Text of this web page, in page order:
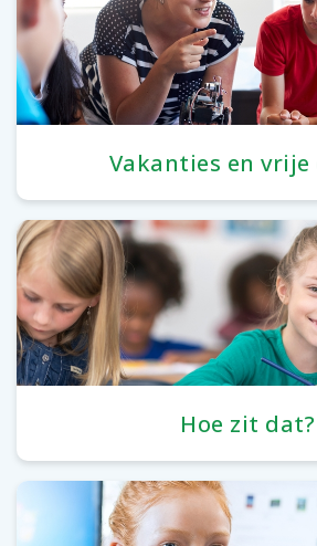
Vakanties en vrije
Hoe zit dat?